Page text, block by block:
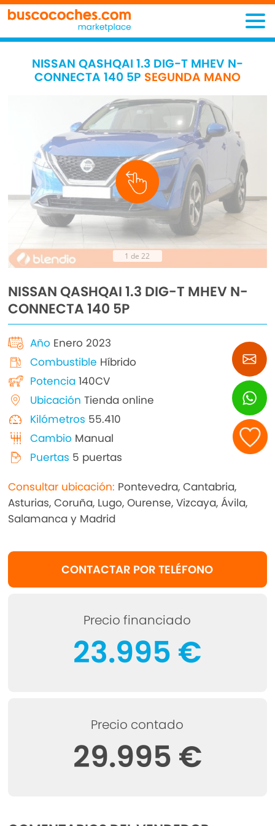
NISSAN QASHQAI 1.3 DIG-T MHEV N-
CONNECTA 140 5P SEGUNDA MANO
1 de 22
NISSAN QASHQAI 1.3 DIG-T MHEV N-
CONNECTA 140 5P
Año Enero 2023
Combustible Híbrido
Potencia 140CV
Ubicación Tienda online
Kilómetros 55.410
Cambio Manual
Puertas 5 puertas
Consultar ubicación: Pontevedra, Cantabria,
Asturias, Coruña, Lugo, Ourense, Vizcaya, Ávila,
Salamanca y Madrid
CONTACTAR POR TELÉFONO
Precio financiado
23.995 €
Precio contado
29.995 €